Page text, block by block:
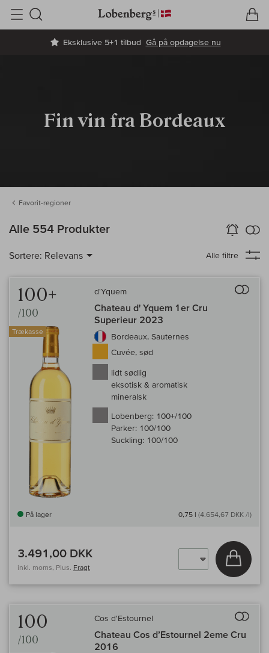
Eksklusive 5+1 tilbud Gå på opdagelse nu
Søg
Fin vin fra Bordeaux
Favorit-regioner
Alle 554 Produkter Vin-Alarm
aktiver
Sortere: Relevans Alle filtre
100+
/100
Trækasse
d'Yquem
Chateau d' Yquem 1er Cru
Superieur 2023
Bordeaux, Sauternes
Cuvée, sød
lidt sødlig
eksotisk & aromatisk
mineralsk
Lobenberg: 100+/100
Parker: 100/100
Suckling: 100/100
På lager 0,75 l (4.654,67 DKK /l)
3.491,00 DKK
inkl. moms, Plus. Fragt
Læg i
100
/100
Cos d'Estournel
Chateau Cos d’Estournel 2eme Cru
2016